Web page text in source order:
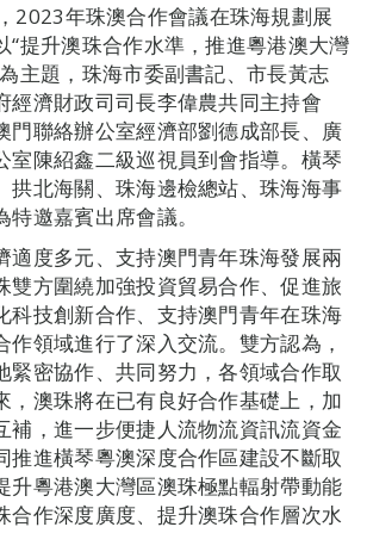
2023年珠澳合作會議在珠海規劃展
“提升澳珠合作水準，推進粵港澳大灣
主題，珠海市委副書記、市長黃志
經濟財政司司長李偉農共同主持會
門聯絡辦公室經濟部劉德成部長、廣
室陳紹鑫二級巡視員到會指導。橫琴
拱北海關、珠海邊檢總站、珠海海事
邀嘉賓出席會議。
適度多元、支持澳門青年珠海發展兩
雙方圍繞加強投資貿易合作、促進旅
科技創新合作、支持澳門青年在珠海
作領域進行了深入交流。雙方認為，
緊密協作、共同努力，各領域合作取
，澳珠將在已有良好合作基礎上，加
補，進一步便捷人流物流資訊流資金
推進橫琴粵澳深度合作區建設不斷取
升粵港澳大灣區澳珠極點輻射帶動能
合作深度廣度、提升澳珠合作層次水